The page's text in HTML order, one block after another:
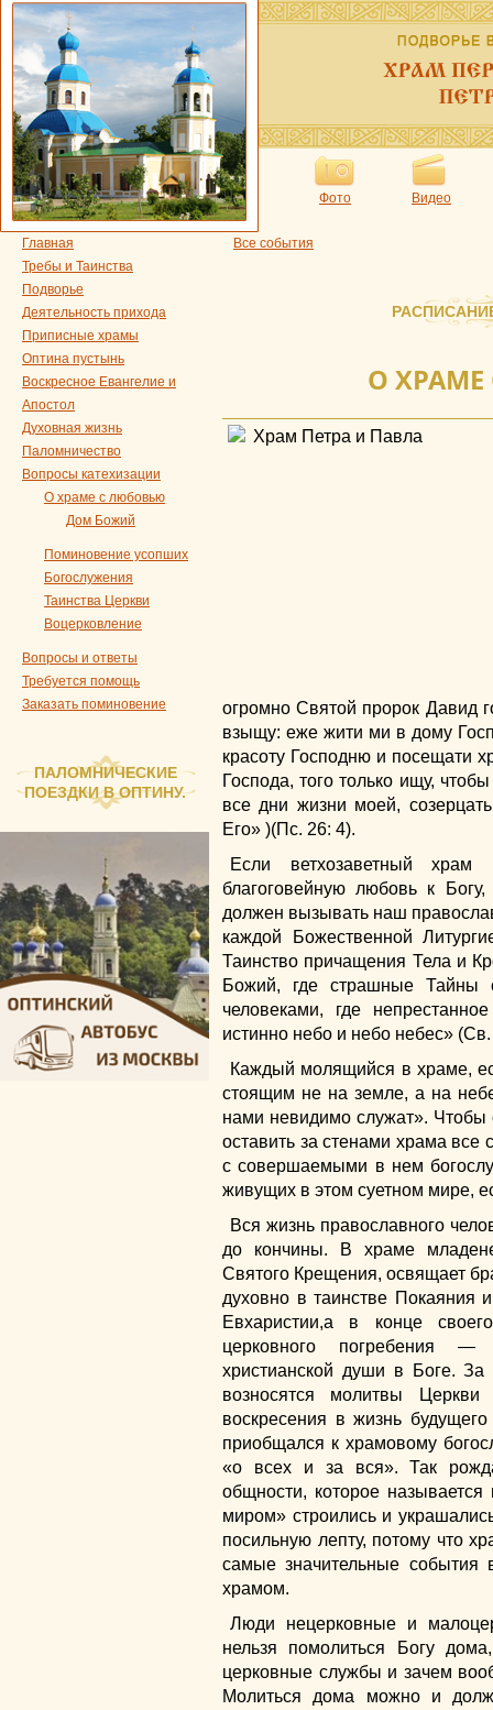
Фото Видео
Главная
Требы и Таинства
Подворье
Деятельность прихода
Приписные храмы
Оптина пустынь
Воскресное Евангелие и
Апостол
Духовная жизнь
Паломничество
Вопросы катехизации
О храме с любовью
Дом Божий
Поминовение усопших
Богослужения
Таинства Церкви
Воцерковление
Вопросы и ответы
Требуется помощь
Заказать поминовение
ПАЛОМНИЧЕСКИЕ
ПОЕЗДКИ В ОПТИНУ.
Все события
О
огромно Святой пророк Давид
взыщу: еже жити ми в дому
красоту Господню и посещати
Господа, того только ищу,
все дни жизни моей,
Его» )(Пс. 26: 4).
Если ветхозаветный
благоговейную любовь к
должен вызывать наш
каждой Божественной
Таинство причащения Тела и
Божий, где страшные Тайны
человеками, где
истинно небо и небо небес»
Каждый молящийся в храме,
стоящим не на земле, а на
нами невидимо служат».
оставить за стенами храма
с совершаемыми в нем
живущих в этом суетном мире,
Вся жизнь православного
до кончины. В храме
Святого Крещения, освящает
духовно в таинстве Покаяния
Евхаристии,а в конце
церковного погребения
христианской души в Боге. За
возносятся молитвы
воскресения в жизнь
приобщался к храмовому
«о всех и за вся». Так
общности, которое
миром» строились и
посильную лепту, потому что
самые значительные события
храмом.
Люди нецерковные и
нельзя помолиться Богу
церковные службы и зачем
Молиться дома можно и